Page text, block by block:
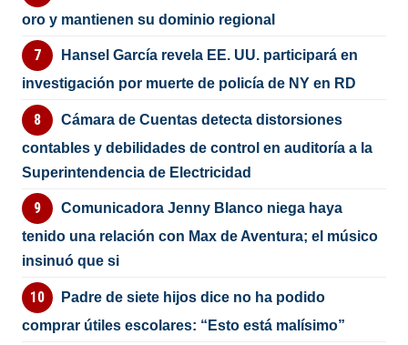
oro y mantienen su dominio regional
Hansel García revela EE. UU. participará en
investigación por muerte de policía de NY en RD
Cámara de Cuentas detecta distorsiones
contables y debilidades de control en auditoría a la
Superintendencia de Electricidad
Comunicadora Jenny Blanco niega haya
tenido una relación con Max de Aventura; el músico
insinuó que si
Padre de siete hijos dice no ha podido
comprar útiles escolares: “Esto está malísimo”